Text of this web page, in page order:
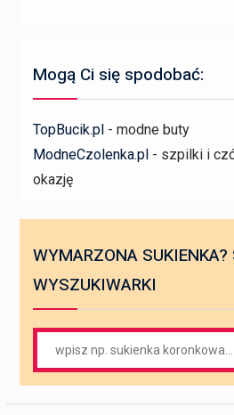
Mogą Ci się spodobać:
TopBucik.pl - modne buty
ModneCzolenka.pl - szpilki i
okazję
WYMARZONA
WYSZUKIWARKI
for: